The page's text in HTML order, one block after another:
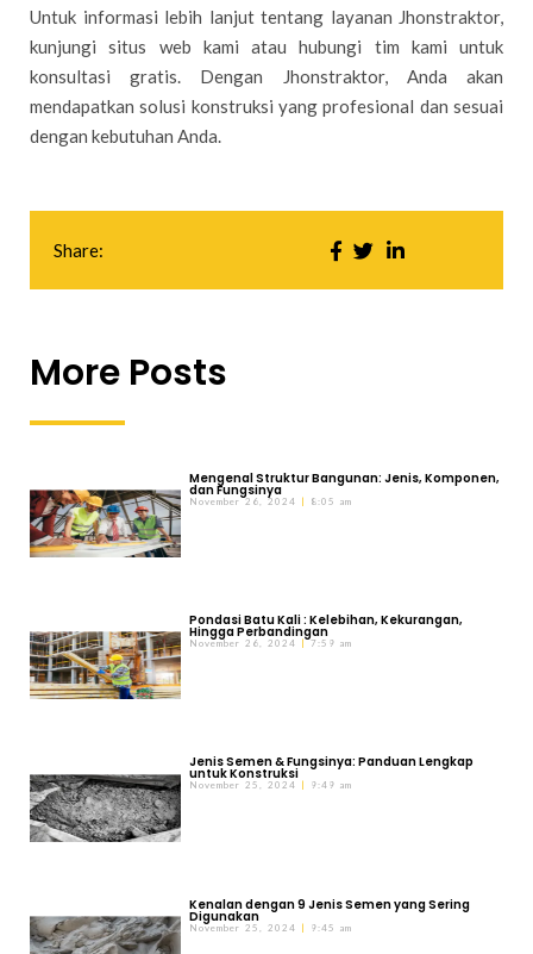
Untuk informasi lebih lanjut tentang layanan Jhonstraktor,
kunjungi situs web kami atau hubungi tim kami untuk
konsultasi gratis. Dengan Jhonstraktor, Anda akan
mendapatkan solusi konstruksi yang profesional dan sesuai
dengan kebutuhan Anda.
Share:
More Posts
Mengenal Struktur Bangunan: Jenis, Komponen,
dan Fungsinya
November 26, 2024 8:05 am
Pondasi Batu Kali : Kelebihan, Kekurangan,
Hingga Perbandingan
November 26, 2024 7:59 am
Jenis Semen & Fungsinya: Panduan Lengkap
untuk Konstruksi
November 25, 2024 9:49 am
Kenalan dengan 9 Jenis Semen yang Sering
Digunakan
November 25, 2024 9:45 am